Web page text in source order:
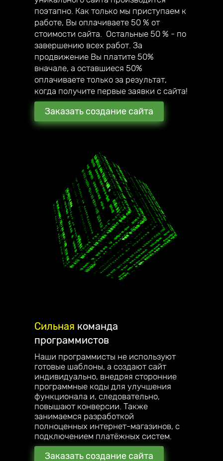
собственный мегамаркетплейс;
— в 2020 году создали авторский online
курс по созданию сайтов под ключ.
2016 год начало работы
стильных сайтов
наши клиенты уже в 17
городах
поэтапно. Как только мы приступаем к
работе, Вы оплачиваете 50 % от
стоимости сайта. Остальные 50 % - по
завершению всех работ. За
продвижение Вы платите 50%
вначале, а оставшиеся 50%
оплачиваете только за результат,
когда получите первые заявки с сайта!
Заказать создание сайта
Сильная команда
программистов
Наши программисты не используют
готовые шаблоны, а создают сайт
индивидуально, внедряя сторонние
программные коды для улучшения
функционала и, следовательно,
повышают конверсии. Также
занимаемся разработкой
полноценных интернет-магазинов, с
подключением платёжных систем.
Заказать создание сайта